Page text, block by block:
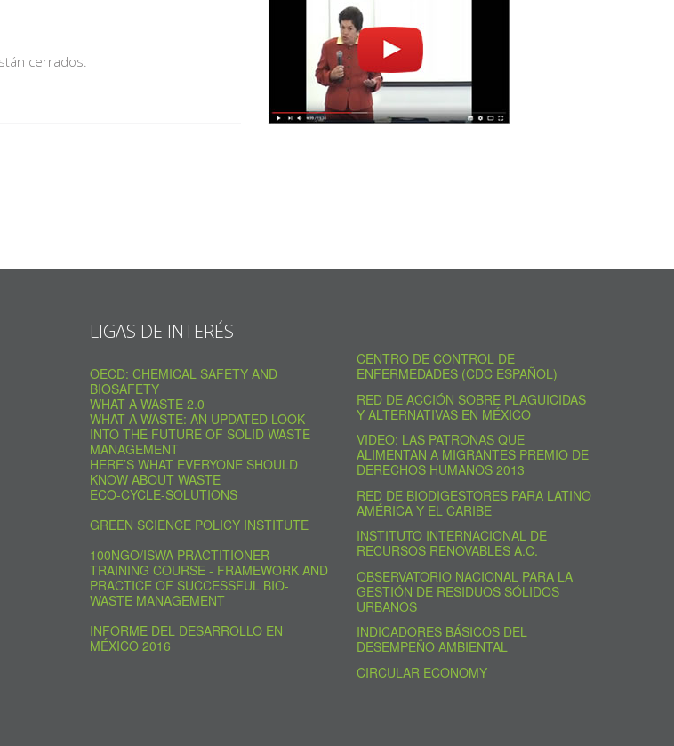
cerrados.
LIGAS DE INTERÉS
OECD: CHEMICAL SAFETY AND
BIOSAFETY
WHAT A WASTE 2.0
WHAT A WASTE: AN UPDATED LOOK
INTO THE FUTURE OF SOLID WASTE
MANAGEMENT
HERE’S WHAT EVERYONE SHOULD
KNOW ABOUT WASTE
ECO-CYCLE-SOLUTIONS
GREEN SCIENCE POLICY INSTITUTE
100NGO/ISWA PRACTITIONER
TRAINING COURSE - FRAMEWORK AND
PRACTICE OF SUCCESSFUL BIO-
WASTE MANAGEMENT
INFORME DEL DESARROLLO EN
MÉXICO 2016
CENTRO DE CONTROL DE
ENFERMEDADES (CDC ESPAÑOL)
RED DE ACCIÓN SOBRE PLAGUICIDAS
Y ALTERNATIVAS EN MÉXICO
VIDEO: LAS PATRONAS QUE
ALIMENTAN A MIGRANTES PREMIO DE
DERECHOS HUMANOS 2013
RED DE BIODIGESTORES PARA LATINO
AMÉRICA Y EL CARIBE
INSTITUTO INTERNACIONAL DE
RECURSOS RENOVABLES A.C.
OBSERVATORIO NACIONAL PARA LA
GESTIÓN DE RESIDUOS SÓLIDOS
URBANOS
INDICADORES BÁSICOS DEL
DESEMPEÑO AMBIENTAL
CIRCULAR ECONOMY